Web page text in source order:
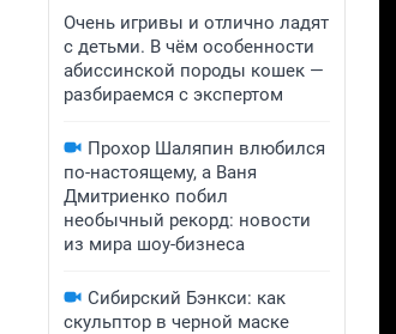
Очень игривы и отлично ладят
с детьми. В чём особенности
абиссинской породы кошек —
разбираемся с экспертом
Прохор Шаляпин влюбился
по-настоящему, а Ваня
Дмитриенко побил
необычный рекорд: новости
из мира шоу-бизнеса
Сибирский Бэнкси: как
скульптор в черной маске